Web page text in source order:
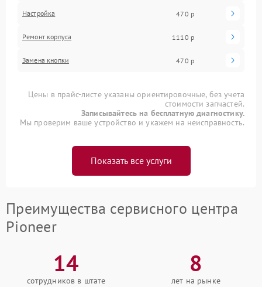
Настройка 470 р
Ремонт корпуса 1110 р
Замена кнопки 470 р
Цены в прайс-листе указаны ориентировочные, без учета
стоимости запчастей.
Записывайтесь на бесплатную диагностику.
Мы проверим ваше устройство и укажем на неисправность.
Показать все услуги
Преимущества сервисного центра
Pioneer
14
сотрудников в штате
8
лет на рынке